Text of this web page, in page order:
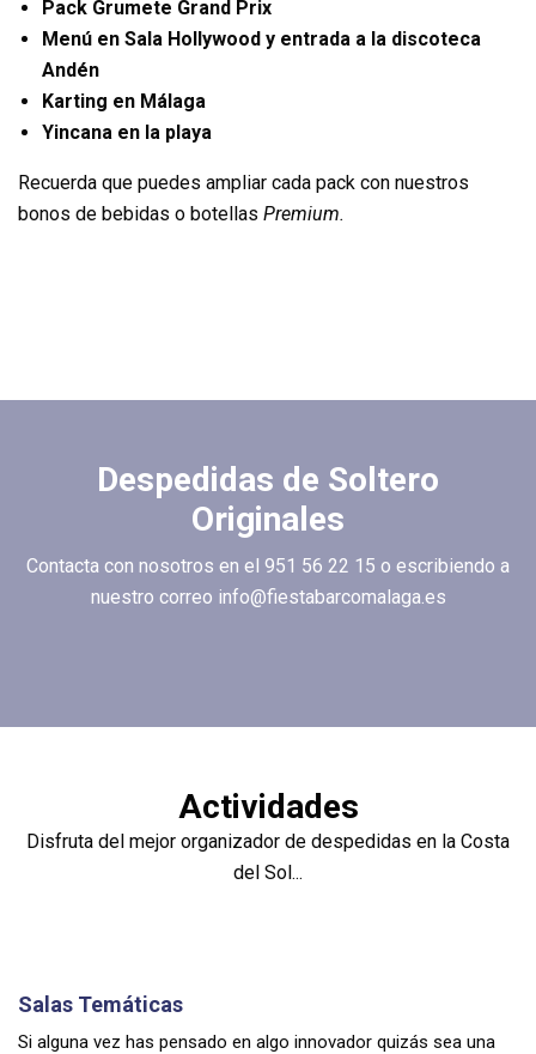
Pack Grumete Grand Prix
Menú en Sala Hollywood y entrada a la discoteca
Andén
Karting en Málaga
Yincana en la playa
Recuerda que puedes ampliar cada pack con nuestros
bonos de bebidas o botellas Premium.
Despedidas de Soltero
Originales
Contacta con nosotros en el 951 56 22 15 o escribiendo a
nuestro correo info@fiestabarcomalaga.es
Actividades
Disfruta del mejor organizador de despedidas en la Costa
del Sol...
Salas Temáticas
Si alguna vez has pensado en algo innovador quizás sea una